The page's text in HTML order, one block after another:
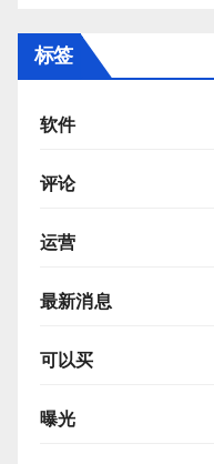
标签
软件
评论
运营
最新消息
可以买
曝光